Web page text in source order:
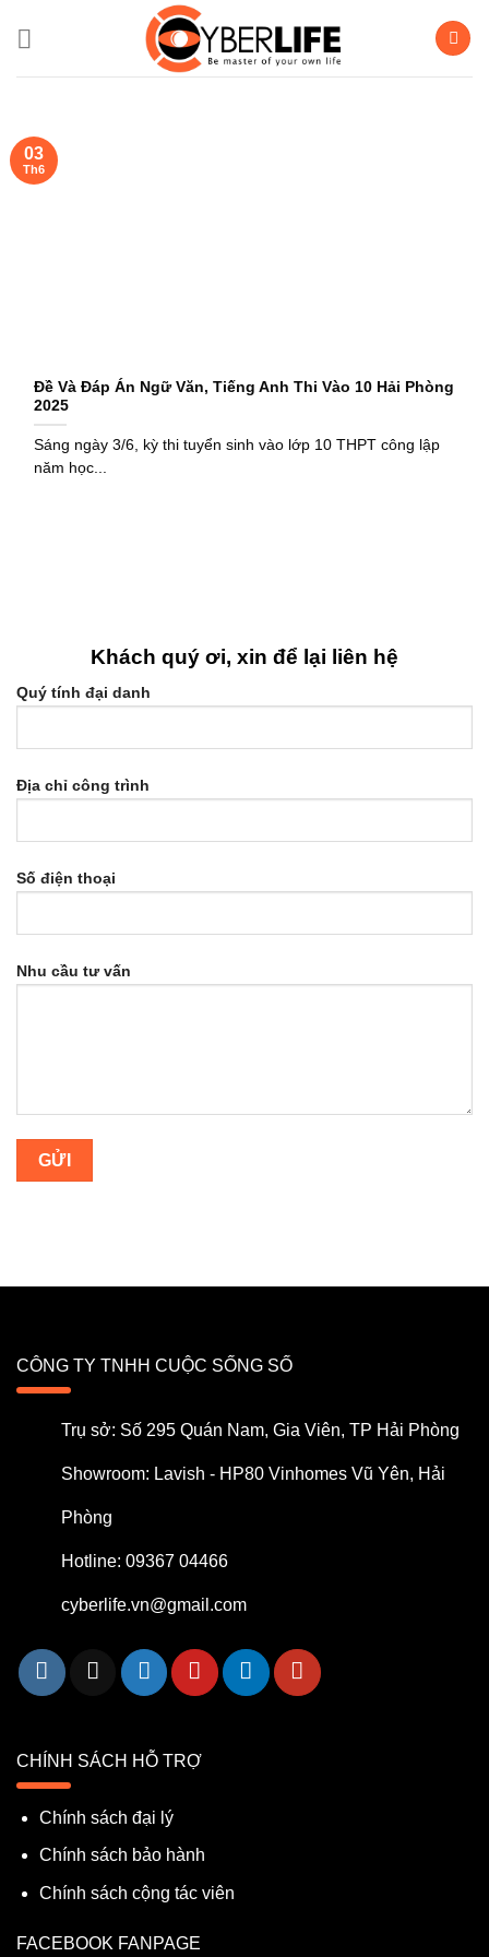
Đề Và Đáp Án Ngữ Văn, Tiếng Anh Thi Vào 10 Hải Phòng
2025
Sáng ngày 3/6, kỳ thi tuyển sinh vào lớp 10 THPT công lập
năm học...
03
Th6
Khách quý ơi, xin để lại liên hệ
Quý tính đại danh
Địa chỉ công trình
Số điện thoại
Nhu cầu tư vấn
CÔNG TY TNHH CUỘC SỐNG SỐ
Trụ sở: Số 295 Quán Nam, Gia Viên, TP Hải Phòng
Showroom: Lavish - HP80 Vinhomes Vũ Yên, Hải
Phòng
Hotline: 09367 04466
cyberlife.vn@gmail.com
CHÍNH SÁCH HỖ TRỢ
Chính sách đại lý
Chính sách bảo hành
Chính sách cộng tác viên
FACEBOOK FANPAGE